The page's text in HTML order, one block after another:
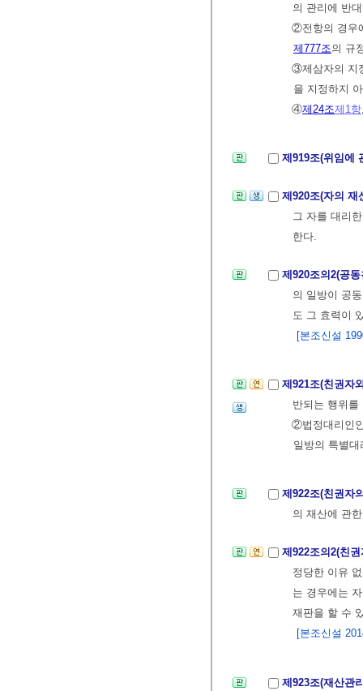
의 관리에 반
②전항의 경우
제777조의 규
③제삼자의 지
을 지정하지
④제24조제1항
제919조(위임에
제920조(자의
그 자를 대리
한다.
제920조의2(공
의 일방이 공
도 그 효력이
[본조신설
제921조(친권자
반되는 행위
②법정대리인
일방의 특별
제922조(친권자
의 재산에 관
제922조의2(친
정당한 이유
는 경우에는
재판을 할 수
[본조신설
제923조(재산관